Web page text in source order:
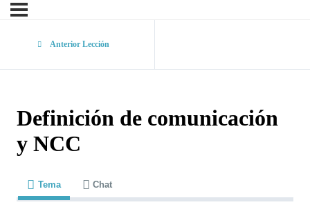
Anterior Lección
Definición de comunicación
y NCC
Tema Chat